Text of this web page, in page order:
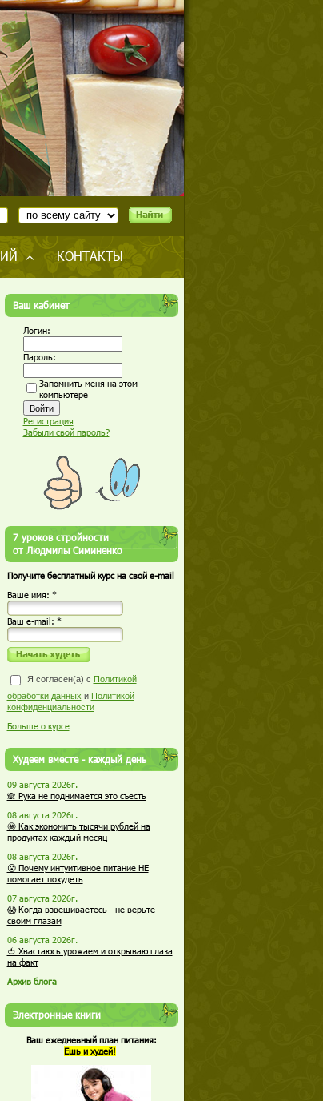
КОНТАКТЫ
Ваш кабинет
Логин:
Пароль:
Запомнить меня на этом
компьютере
Регистрация
Забыли свой пароль?
7 уроков стройности
от Людмилы Симиненко
Получите бесплатный курс на свой e-mail
Ваше имя: *
Ваш е-mail: *
Я согласен(а) с Политикой
обработки данных и Политикой
конфиденциальности
Больше о курсе
Худеем вместе - каждый день
09 августа 2026г.
🙈 Рука не поднимается это съесть
08 августа 2026г.
🤩 Как экономить тысячи рублей на
продуктах каждый месяц
08 августа 2026г.
😮 Почему интуитивное питание НЕ
помогает похудеть
07 августа 2026г.
😱 Когда взвешиваетесь - не верьте
своим глазам
06 августа 2026г.
🍅 Хвастаюсь урожаем и открываю глаза
на факт
Архив блога
Электронные книги
Ваш ежедневный план питания:
Ешь и худей!